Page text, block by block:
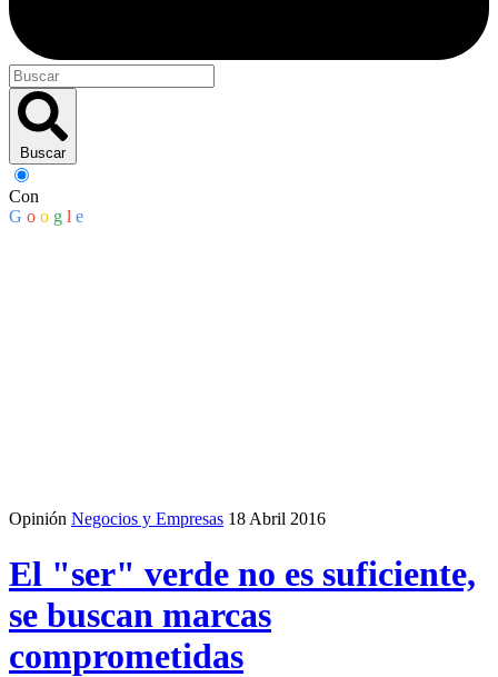
Buscar
Con
G o o g l e
Opinión Negocios y Empresas 18 Abril 2016
El "ser" verde no es suficiente,
se buscan marcas
comprometidas